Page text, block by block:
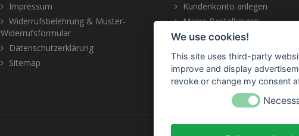
Impressum
Widerrufsbelehrung & Muster-
Widerrufsformular
Datenschutzerklärung
Sitemap
Kundenkonto anlegen
Meine Bestellungen
Meine Nachrichten (Tickets)
Mein Wunschzettel
We use cookies!
This site uses third-party
improve and display
revoke or change my consent